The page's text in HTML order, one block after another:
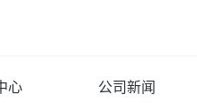
心 公司新闻